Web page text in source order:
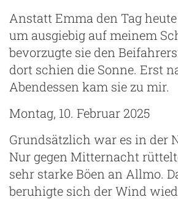
Anstatt Emma den Tag
um ausgiebig auf meinem
bevorzugte sie den
dort schien die Sonne. Erst
Abendessen kam sie zu mir.
Montag, 10. Februar 2025
Grundsätzlich war es in der
Nur gegen Mitternacht
sehr starke Böen an Allmo.
beruhigte sich der Wind